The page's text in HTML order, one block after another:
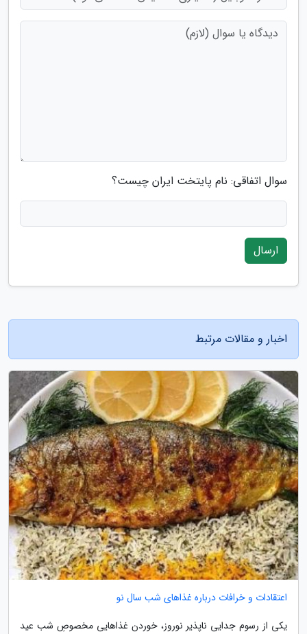
سوال اتفاقی: نام پایتخت ایران چیست؟
ارسال
اخبار و مقالات مرتبط
اعتقادات و خرافات درباره غذاهای شب سال نو
یکی از رسوم جدایی ناپذیر نوروز، خوردن غذاهایی مخصوصِ شب عید